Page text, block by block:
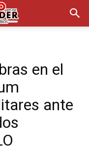
en el
ante